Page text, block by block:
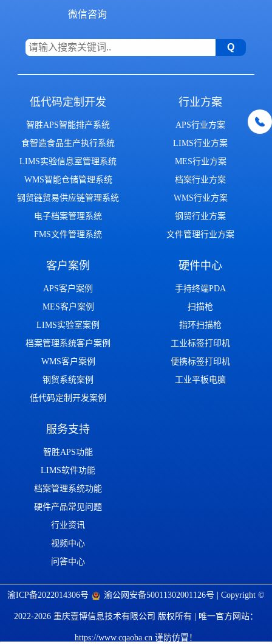
微信咨询
低代码定制开发
智胜APS智能排产系统
食智造食品生产执行系统
LIMS实验信息室管理系统
WMS智能仓储管理系统
钢贸链贸易供应链管理系统
电子档案管理系统
FMS文件管理系统
行业方案
APS行业方案
LIMS行业方案
MES行业方案
档案行业方案
WMS行业方案
钢贸行业方案
文件管理行业方案
客户案例
APS客户案例
MES客户案例
LIMS实验室案例
档案管理系统客户案例
WMS客户案例
钢贸系统案例
低代码定制开发案例
硬件中心
手持终端PDA
扫描枪
指环扫描枪
工业标签打印机
便携标签打印机
工业平板电脑
服务支持
智胜APS功能
LIMS软件功能
档案管理系统功能
硬件产品常见问题
行业资讯
视频中心
问答中心
渝ICP备2022014306号 渝公网安备50011302001126号 | Copyright ©
2022-2026 重庆壹博信息技术有限公司 版权所有 | 唯一官方网站：
https://www.cqaoba.cn 谨防仿冒！